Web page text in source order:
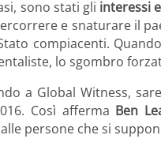
sono stati gli interessi
e snaturare il
compiacenti.
lo sgombro
a Global Witness,
Così afferma Ben
persone che si